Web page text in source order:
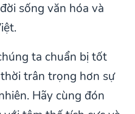
sống văn hóa và
ta chuẩn bị tốt
trân trọng hơn sự
Hãy cùng đón